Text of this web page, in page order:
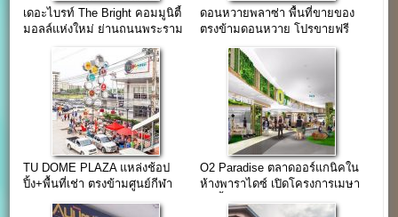
เดอะไบรท์ The Bright คอมมูนิตี้
มอลล์แห่งใหม่ ย่านถนนพระราม
ดอนหวายพลาซ่า พื้นที่ขายของ
ตรงข้ามดอนหวาย โปรขายฟรี
TU DOME PLAZA แหล่งช้อป
ปิ้ง+พื้นที่เช่า ตรงข้ามศูนย์กีฬา
O2 Paradise ตลาดออร์แกนิคใน
ห้างพาราไดซ์ เปิดโครงการเมษา